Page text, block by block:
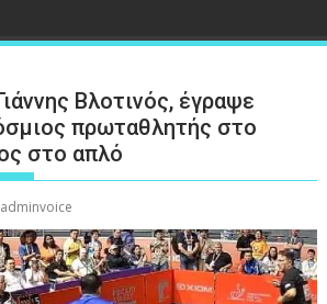
Βλοτινός, έγραψε
πρωταθλητής στο
στο απλό
adminvoice